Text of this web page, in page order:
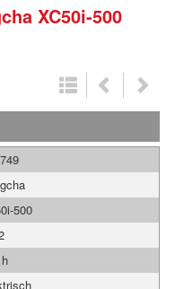
XC50i-500
500